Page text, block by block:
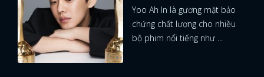
Yoo Ah In là gương mặt bảo
chứng chất lượng cho nhiều
bộ phim nổi tiếng như ...